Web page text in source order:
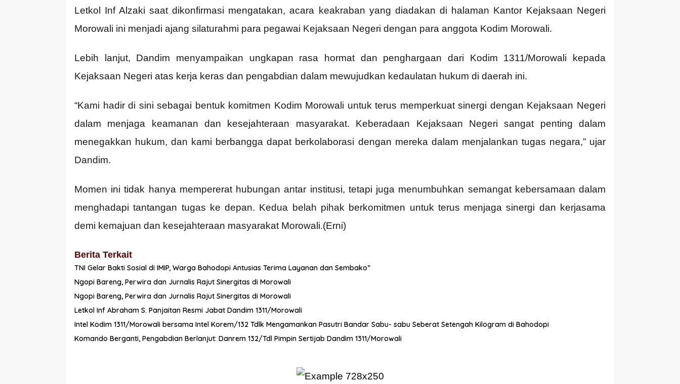
Letkol Inf Alzaki saat dikonfirmasi mengatakan, acara keakraban yang diadakan di halaman Kantor Kejaksaan Negeri
Morowali ini menjadi ajang silaturahmi para pegawai Kejaksaan Negeri dengan para anggota Kodim Morowali.
Lebih lanjut, Dandim menyampaikan ungkapan rasa hormat dan penghargaan dari Kodim 1311/Morowali kepada
Kejaksaan Negeri atas kerja keras dan pengabdian dalam mewujudkan kedaulatan hukum di daerah ini.
“Kami hadir di sini sebagai bentuk komitmen Kodim Morowali untuk terus memperkuat sinergi dengan Kejaksaan Negeri
dalam menjaga keamanan dan kesejahteraan masyarakat. Keberadaan Kejaksaan Negeri sangat penting dalam
menegakkan hukum, dan kami berbangga dapat berkolaborasi dengan mereka dalam menjalankan tugas negara,” ujar
Dandim.
Momen ini tidak hanya mempererat hubungan antar institusi, tetapi juga menumbuhkan semangat kebersamaan dalam
menghadapi tantangan tugas ke depan. Kedua belah pihak berkomitmen untuk terus menjaga sinergi dan kerjasama
demi kemajuan dan kesejahteraan masyarakat Morowali.(Erni)
Berita Terkait
TNI Gelar Bakti Sosial di IMIP, Warga Bahodopi Antusias Terima Layanan dan Sembako”
Ngopi Bareng, Perwira dan Jurnalis Rajut Sinergitas di Morowali
Ngopi Bareng, Perwira dan Jurnalis Rajut Sinergitas di Morowali
Letkol Inf Abraham S. Panjaitan Resmi Jabat Dandim 1311/Morowali
Intel Kodim 1311/Morowali bersama Intel Korem/132 Tdlk Mengamankan Pasutri Bandar Sabu- sabu Seberat Setengah Kilogram di Bahodopi
Komando Berganti, Pengabdian Berlanjut: Danrem 132/Tdl Pimpin Sertijab Dandim 1311/Morowali